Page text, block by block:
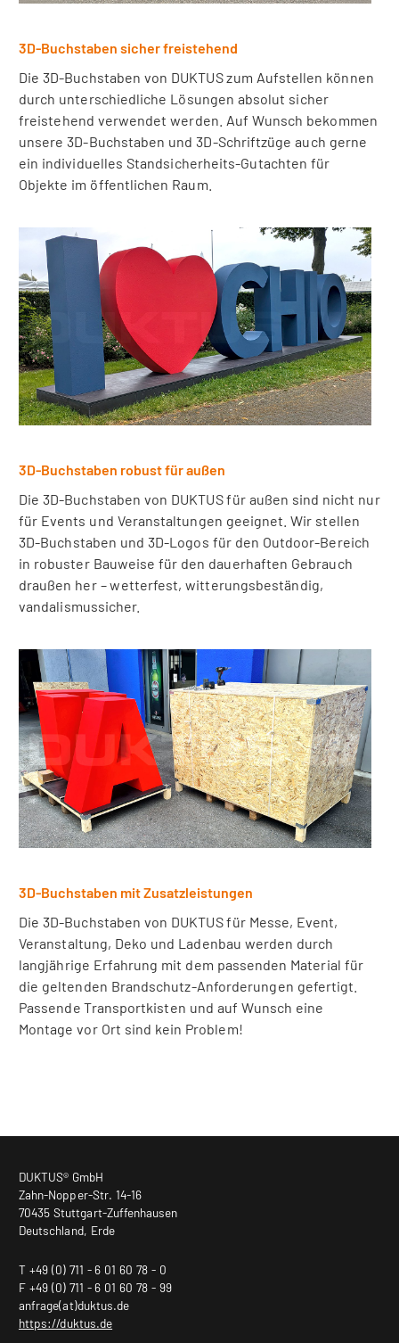
3D-Buchstaben sicher freistehend
Die 3D-Buchstaben von DUKTUS zum Aufstellen können
durch unterschiedliche Lösungen absolut sicher
freistehend verwendet werden. Auf Wunsch bekommen
unsere 3D-Buchstaben und 3D-Schriftzüge auch gerne
ein individuelles Standsicherheits-Gutachten für
Objekte im öffentlichen Raum.
3D-Buchstaben robust für außen
Die 3D-Buchstaben von DUKTUS für außen sind nicht nur
für Events und Veranstaltungen geeignet. Wir stellen
3D-Buchstaben und 3D-Logos für den Outdoor-Bereich
in robuster Bauweise für den dauerhaften Gebrauch
draußen her – wetterfest, witterungsbeständig,
vandalismussicher.
3D-Buchstaben mit Zusatzleistungen
Die 3D-Buchstaben von DUKTUS für Messe, Event,
Veranstaltung, Deko und Ladenbau werden durch
langjährige Erfahrung mit dem passenden Material für
die geltenden Brandschutz-Anforderungen gefertigt.
Passende Transportkisten und auf Wunsch eine
Montage vor Ort sind kein Problem!
DUKTUS® GmbH
Zahn-Nopper-Str. 14-16
70435 Stuttgart-Zuffenhausen
Deutschland, Erde
T +49 (0) 711 - 6 01 60 78 - 0
F +49 (0) 711 - 6 01 60 78 - 99
anfrage(at)duktus.de
https://duktus.de